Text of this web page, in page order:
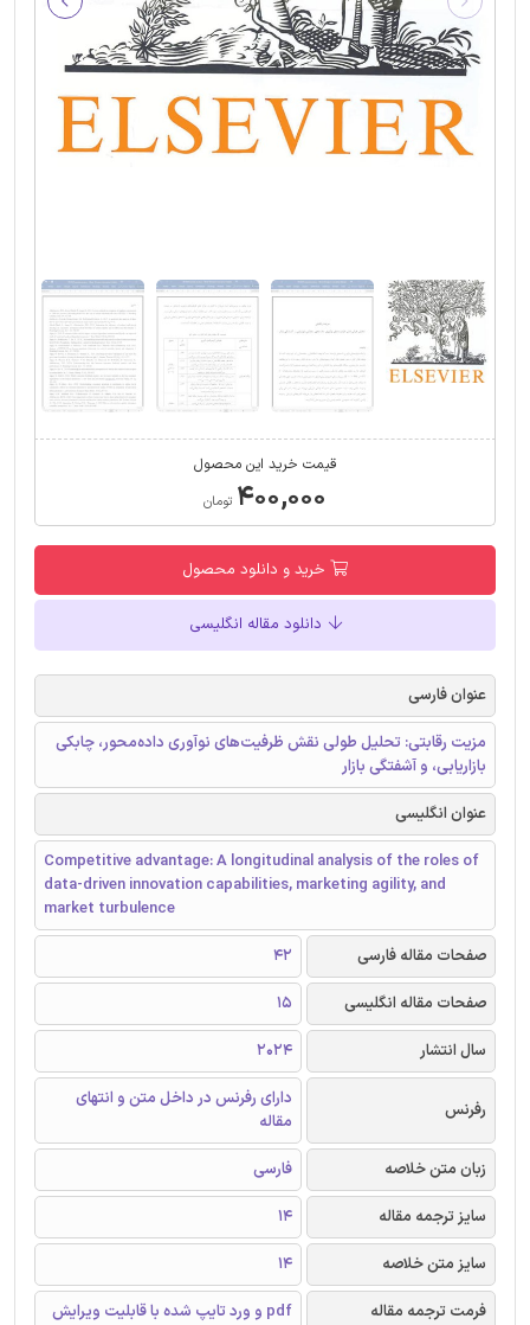
قیمت خرید این محصول
۴۰۰,۰۰۰ تومان
خرید و دانلود محصول
دانلود مقاله انگلیسی
عنوان فارسی
مزیت رقابتی: تحلیل طولی نقش ظرفیت‌های نوآوری داده‌محور، چابکی
بازاریابی، و آشفتگی بازار
عنوان انگلیسی
Competitive advantage: A longitudinal analysis of the roles of
data-driven innovation capabilities, marketing agility, and
market turbulence
صفحات مقاله فارسی
42
صفحات مقاله انگلیسی
15
سال انتشار
2024
رفرنس
دارای رفرنس در داخل متن و انتهای
مقاله
زبان متن خلاصه
فارسی
سایز ترجمه مقاله
14
سایز متن خلاصه
14
فرمت ترجمه مقاله
pdf و ورد تایپ شده با قابلیت ویرایش